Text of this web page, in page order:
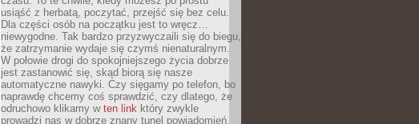
usiąść z herbatą, poczytać, przejść się bez celu.
Dla części osób na początku jest to wręcz…
niewygodne. Tak bardzo przyzwyczaili się do biegu,
że zatrzymanie wydaje się czymś nienaturalnym.
W połowie drogi do spokojniejszego życia dobrze
jest zastanowić się, skąd biorą się nasze
automatyczne nawyki. Czy sięgamy po telefon, bo
naprawdę chcemy coś sprawdzić, czy dlatego, że
odruchowo klikamy w ten link który zwykle
prowadzi nas w dobrze znany tunel powiadomień,